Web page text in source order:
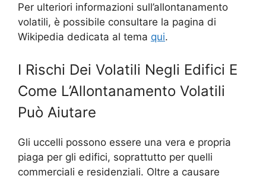
Per ulteriori informazioni sull’allontanamento
volatili, è possibile consultare la pagina di
Wikipedia dedicata al tema qui.
I Rischi Dei Volatili Negli Edifici E
Come L’Allontanamento Volatili
Può Aiutare
Gli uccelli possono essere una vera e propria
piaga per gli edifici, soprattutto per quelli
commerciali e residenziali. Oltre a causare